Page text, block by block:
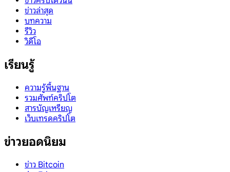
ข่าวล่าสุด
บทความ
รีวิว
วิดีโอ
เรียนรู้
ความรู้พื้นฐาน
รวมศัพท์คริปโต
สารบัญเหรียญ
เว็บเทรดคริปโต
ข่าวยอดนิยม
ข่าว Bitcoin